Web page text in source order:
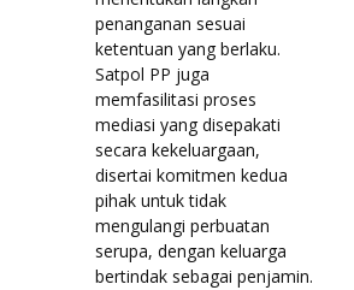
penanganan sesuai
ketentuan yang berlaku.
Satpol PP juga
memfasilitasi proses
mediasi yang disepakati
secara kekeluargaan,
disertai komitmen kedua
pihak untuk tidak
mengulangi perbuatan
serupa, dengan keluarga
bertindak sebagai penjamin.